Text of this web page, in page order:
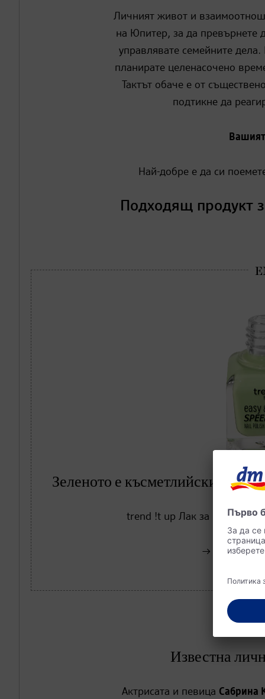
Личният живот и
на Юпитер, за да превърнете
управлявате семейните
планирате целенасочено
Тактът обаче е от
подтикне да
Най-добре е да си
Подходящ продукт
Зеленото е късметлийският
trend !t up Лак за нокти
Купете
Известна
Актрисата и певица Сабрина